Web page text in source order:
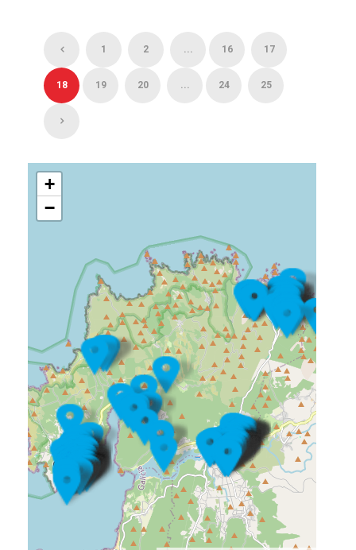
1 2 ... 16 17
18 19 20 ... 24 25
+
−